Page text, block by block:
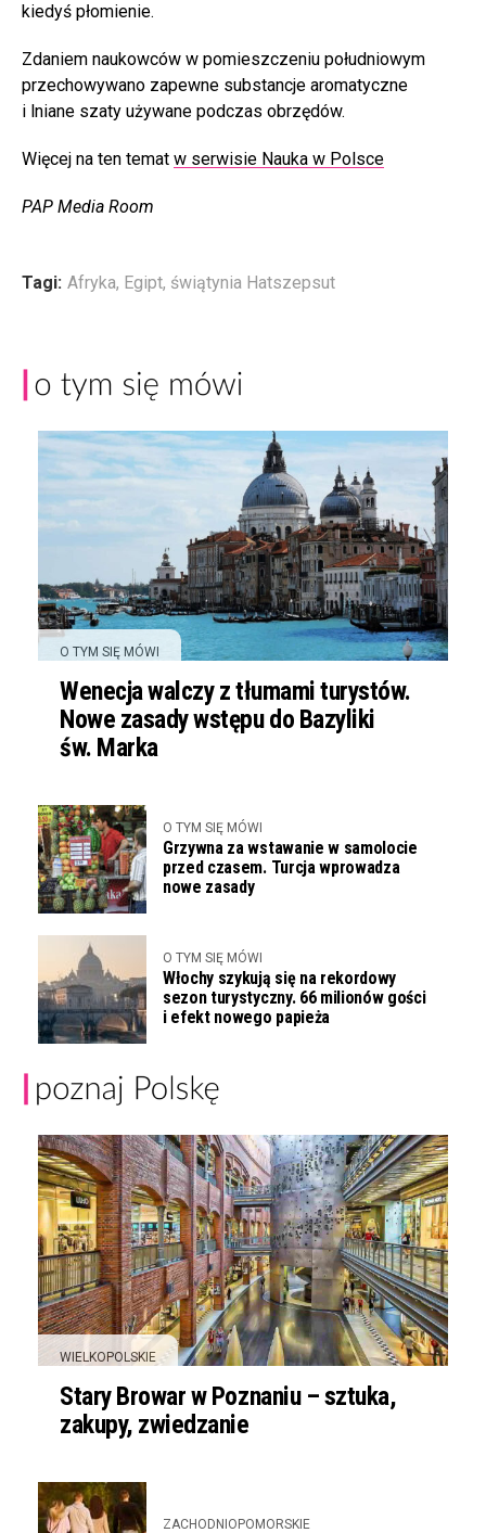
kiedyś płomienie.
Zdaniem naukowców w pomieszczeniu południowym
przechowywano zapewne substancje aromatyczne
i lniane szaty używane podczas obrzędów.
Więcej na ten temat w serwisie Nauka w Polsce
PAP Media Room
Tagi: Afryka, Egipt, świątynia Hatszepsut
O TYM SIĘ MÓWI
Wenecja walczy z tłumami turystów.
Nowe zasady wstępu do Bazyliki
św. Marka
O TYM SIĘ MÓWI
Grzywna za wstawanie w samolocie
przed czasem. Turcja wprowadza
nowe zasady
O TYM SIĘ MÓWI
Włochy szykują się na rekordowy
sezon turystyczny. 66 milionów gości
i efekt nowego papieża
WIELKOPOLSKIE
Stary Browar w Poznaniu – sztuka,
zakupy, zwiedzanie
ZACHODNIOPOMORSKIE